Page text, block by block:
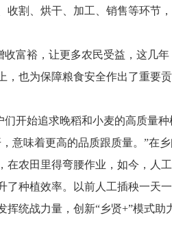
收割、烘干、加工、销售等环节
富裕，让更多农民受益，这几年
，也为保障粮食安全作出了重要
开始追求晚稻和小麦的高质量种
意味着更高的品质跟质量。”在
在农田里得弯腰作业，如今，人
了种植效率。以前人工插秧一天
挥统战力量，创新“乡贤+”模式